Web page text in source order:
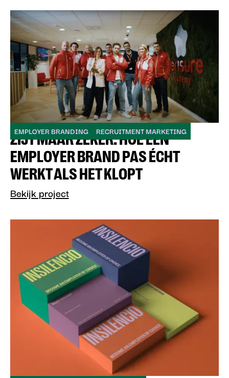
EMPLOYER BRANDING RECRUITMENT MARKETING
ZIJT MAAR ZEKER: HOE EEN
EMPLOYER BRAND PAS ÉCHT
WERKT ALS HET KLOPT
Bekijk project